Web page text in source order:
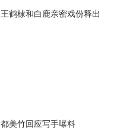
王鹤棣和白鹿亲密戏份释出
都美竹回应写手曝料